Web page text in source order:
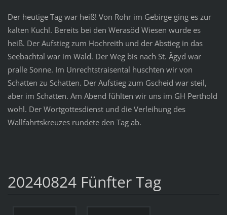
Der heutige Tag war heiß! Von Rohr im Gebirge ging es zur
kalten Kuchl. Bereits bei den Werasöd Wiesen wurde es
heiß. Der Aufstieg zum Hochreith und der Abstieg in das
Seebachtal war im Wald. Der Weg bis nach St. Ägyd war
pralle Sonne. Im Unrechtstraisental huschten wir von
Schatten zu Schatten. Der Aufstieg zum Gscheid war steil,
aber im Schatten. Am Abend fühlten wir uns im GH Perthold
wohl. Der Wortgottesdienst und die Verleihung des
Wallfahrtskreuzes rundete den Tag ab.
20240824 Fünfter Tag